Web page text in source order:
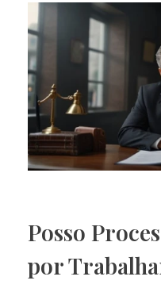
Posso
por